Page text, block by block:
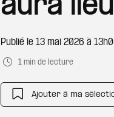
aura
Publié le 13 mai 2026 à
1 min de lecture
Ajouter à ma